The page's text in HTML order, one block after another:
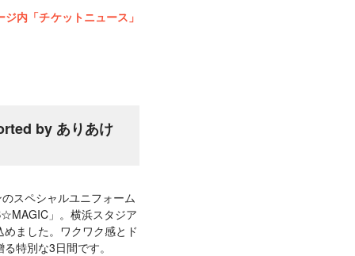
内「チケットニュース」
by ありあけ
スペシャルユニフォーム
」。横浜スタジア
ました。ワクワク感とド
特別な3日間です。